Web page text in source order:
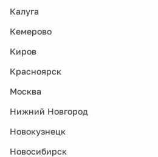
Калуга
Кемерово
Киров
Красноярск
Москва
Нижний Новгород
Новокузнецк
Новосибирск